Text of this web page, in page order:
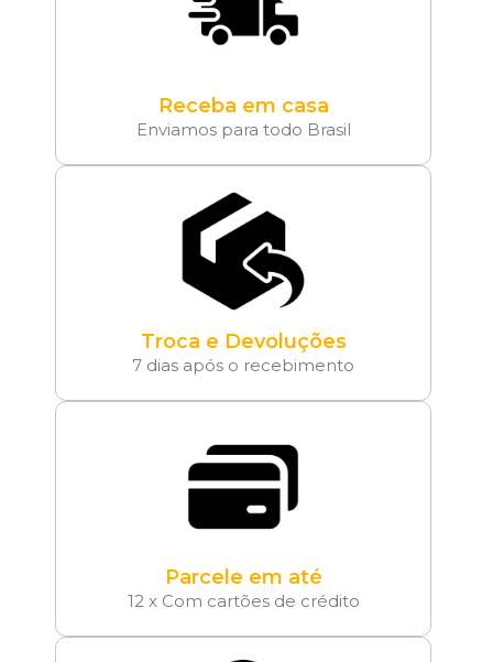
Receba em casa
Enviamos para todo Brasil
Troca e Devoluções
7 dias após o recebimento
Parcele em até
12 x Com cartões de crédito